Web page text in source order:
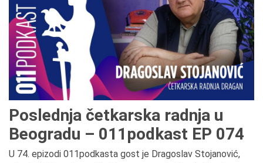
Poslednja četkarska radnja u
Beogradu – 011podkast EP 074
U 74. epizodi 011podkasta gost je Dragoslav Stojanović,